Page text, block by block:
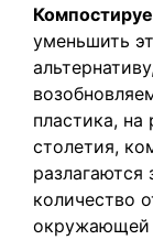
уменьшить
пластика, на
столетия,
количество
окружающей